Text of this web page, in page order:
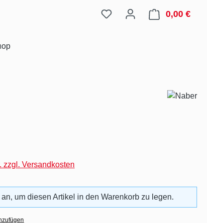
0,00 €
zzgl. Versandkosten
um diesen Artikel in den Warenkorb zu legen.